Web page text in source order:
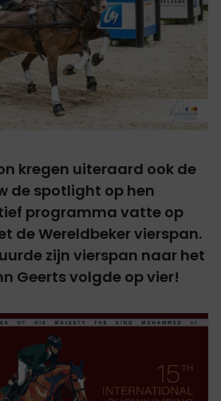
kregen uiteraard ook de
de spotlight op hen
programma vatte op
de Wereldbeker vierspan.
zijn vierspan naar het
Geerts volgde op vier!